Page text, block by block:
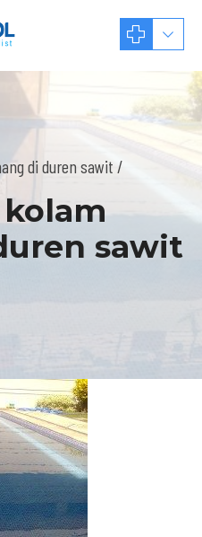
di duren sawit /
sawit